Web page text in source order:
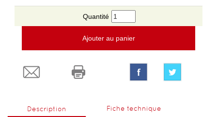
Quantité
Ajouter au panier
Description Fiche technique